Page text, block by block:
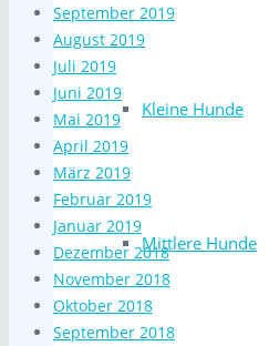
Kleine Hunde
Mittlere Hunde
September 2019
August 2019
Juli 2019
Juni 2019
Mai 2019
April 2019
März 2019
Februar 2019
Januar 2019
Dezember 2018
November 2018
Oktober 2018
September 2018